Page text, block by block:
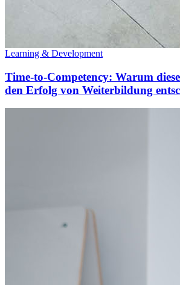
Learning & Development
Time-to-Competency: Warum
den Erfolg von Weiterbildung